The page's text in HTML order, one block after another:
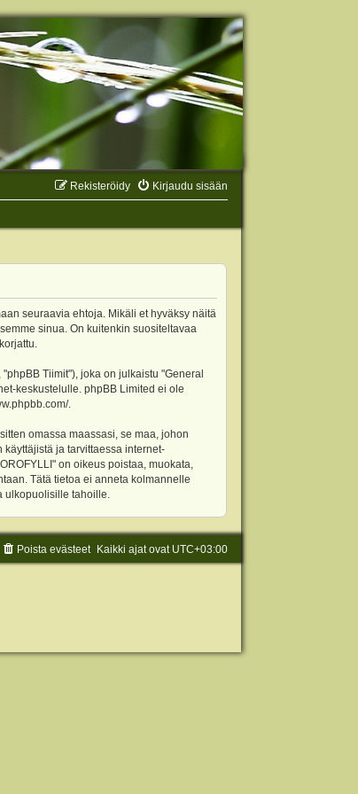
Kirjaudu sisään
Rekisteröidy
seuraavia ehtoja. Mikäli et hyväksy näitä
sinua. On kuitenkin suositeltavaa
Tiimit"), joka on julkaistu "General
keskustelulle. phpBB Limited ei ole
.
omassa maassasi, se maa, johon
ja tarvittaessa internet-
on oikeus poistaa, muokata,
Tätä tietoa ei anneta kolmannelle
ulkopuolisille tahoille.
Kaikki ajat ovat UTC+03:00
Poista evästeet